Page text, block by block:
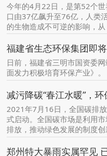
今年的4月22日，是第52个
口由37亿飙升至76亿，人类
的生物造成不可逆的影响，
国际社会为应对气候变化的
福建省生态环保集团即
日前，福建省三明市国资委
面发力积极培育环保产业》。
2021年7月16日，全国碳排
式启动。全国碳市场是利用
排放，推动绿色发展的制度创